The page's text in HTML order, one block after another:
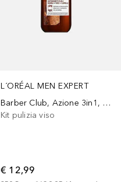
L´ORÉAL MEN EXPERT
Barber Club, Azione 3in1, Deterge in Profondità Viso, Barba e Capelli, Senza Sapone,
Kit pulizia viso
€ 12,99